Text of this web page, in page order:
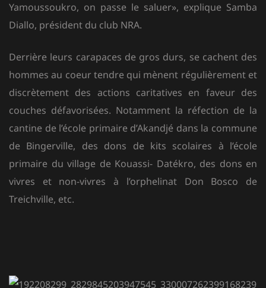
Yamoussoukro, on passe le saluer», explique Samba
Diallo, président du club NRA.
Derrière leurs carapaces de gros durs, se cachent des
hommes au coeur tendre qui mènent régulièrement et
discrètement des actions caritatives en faveur des
couches défavorisées. Notamment la réfection de la
cantine de l’école primaire d’Akandjé dans la commune
de Bingerville, des dons de kits scolaires à l’école
primaire du village de Kouassi- Datékro, des dons en
vivres et non-vivres à l’orphelinat Don Bosco de
Treichville, etc.